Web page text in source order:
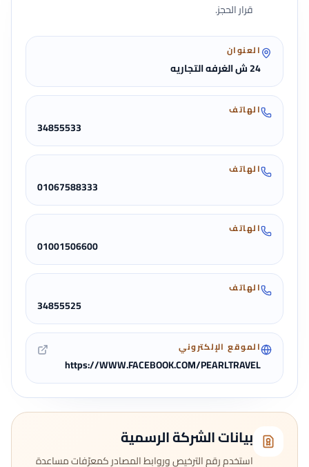
قرار الحجز.
العنوان
24 ش الغرفه التجاريه
الهاتف
34855533
الهاتف
01067588333
الهاتف
01001506600
الهاتف
34855525
الموقع الإلكتروني
https://WWW.FACEBOOK.COM/PEARLTRAVEL
بيانات الشركة الرسمية
استخدم رقم الترخيص وروابط المصادر كمعرّفات مساعدة